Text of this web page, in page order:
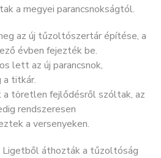
a megyei parancsnokságtól.
az új tűzoltószertár építése, a
évben fejezték be.
lett az új parancsnok,
a titkár.
töretlen fejlődésről szóltak, az
rendszeresen
a versenyeken.
Ligetből áthozták a tűzoltóság